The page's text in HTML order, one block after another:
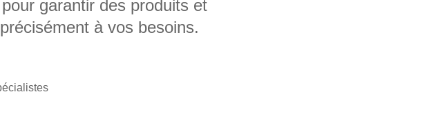
garantir des produits et
à vos besoins.